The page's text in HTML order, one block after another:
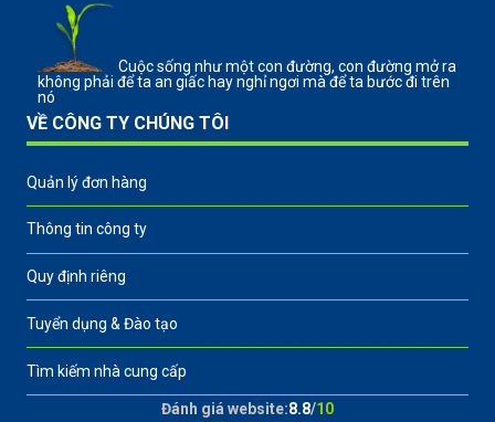
Cuộc sống như một con đường, con đường mở ra
không phải để ta an giấc hay nghỉ ngơi mà để ta bước đi trên
nó
VỀ CÔNG TY CHÚNG TÔI
Quản lý đơn hàng
Thông tin công ty
Quy định riêng
Tuyển dụng & Đào tạo
Tìm kiếm nhà cung cấp
Đánh giá website:8.8/10